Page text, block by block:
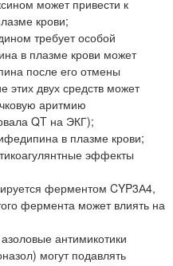
может привести к
крови;
требует особой
в плазме крови может
после его отмены
этих двух средств может
аритмию
QT на ЭКГ);
в плазме крови;
эффекты
ферментом CYP3А4,
фермента может влиять на
антимикотики
могут подавлять